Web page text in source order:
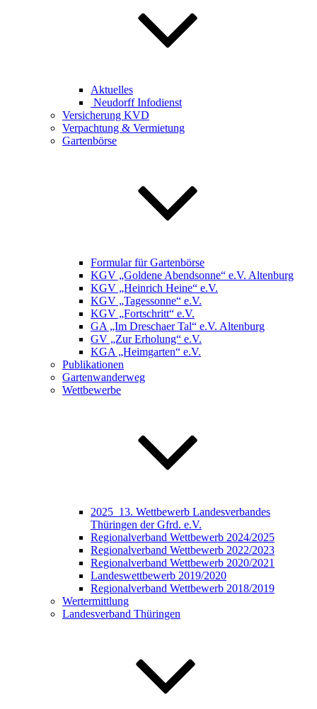
Aktuelles
Neudorff Infodienst
Versicherung KVD
Verpachtung & Vermietung
Gartenbörse
Formular für Gartenbörse
KGV „Goldene Abendsonne“ e.V. Altenburg
KGV „Heinrich Heine“ e.V.
KGV „Tagessonne“ e.V.
KGV „Fortschritt“ e.V.
GA „Im Dreschaer Tal“ e.V. Altenburg
GV „Zur Erholung“ e.V.
KGA „Heimgarten“ e.V.
Publikationen
Gartenwanderweg
Wettbewerbe
2025_13. Wettbewerb Landesverbandes
Thüringen der Gfrd. e.V.
Regionalverband Wettbewerb 2024/2025
Regionalverband Wettbewerb 2022/2023
Regionalverband Wettbewerb 2020/2021
Landeswettbewerb 2019/2020
Regionalverband Wettbewerb 2018/2019
Wertermittlung
Landesverband Thüringen